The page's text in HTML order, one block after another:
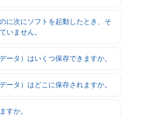
に次にソフトを起動したとき、そ
いません。
ータ）はいくつ保存できますか。
ータ）はどこに保存されますか。
すか。